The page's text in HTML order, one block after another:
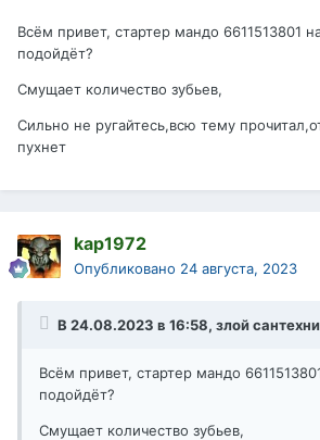
Всём привет, стартер мандо 6611513801
подойдёт?
Смущает количество зубьев,
Сильно не ругайтесь,всю тему
пухнет
kap1972
Опубликовано 24 августа, 2023
В 24.08.2023 в 16:58, злой
Всём привет, стартер мандо
подойдёт?
Смущает количество зубьев,